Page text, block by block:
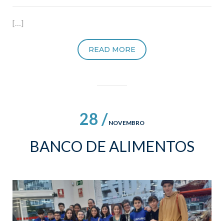
[…]
READ MORE
28 / NOVEMBRO
BANCO DE ALIMENTOS